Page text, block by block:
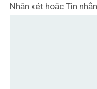
Nhận xét hoặc Tin nhắn